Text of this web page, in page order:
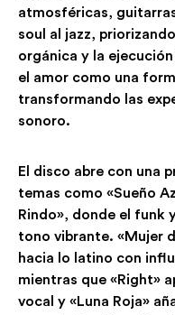
atmosféricas,
soul al jazz,
orgánica y la
el amor como una
transformando las
sonoro.
El disco abre con una
temas como «Sueño
Rindo», donde el funk
tono vibrante. «Mujer
hacia lo latino con
mientras que «Right»
vocal y «Luna Roja»